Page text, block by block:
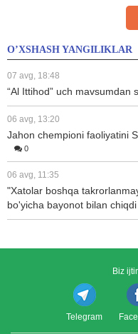
O’XSHASH YANGILIKLAR
07 avg, 18:48
“Al Ittihod” uch mavsumdan
06 avg, 13:20
Jahon chempioni faoliyatini
0
06 avg, 11:35
"Xatolar boshqa
bo'yicha bayonot bilan chiqdi
Biz
Telegram